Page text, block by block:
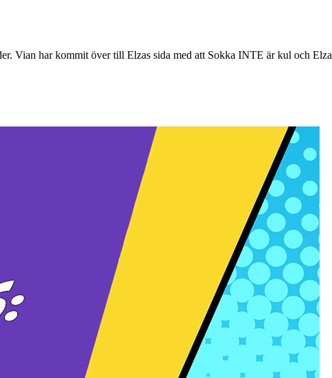
Vian har kommit över till Elzas sida med att Sokka INTE är kul och Elza